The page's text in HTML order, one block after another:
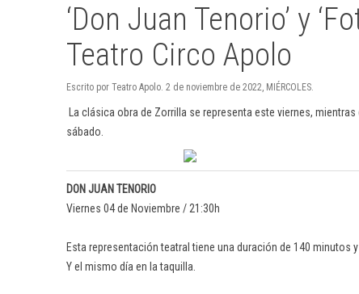
‘Don Juan Tenorio’ y
Teatro Circo Apolo
Escrito por Teatro Apolo. 2 de noviembre de 2022, MIÉRCOLES.
La clásica obra de Zorrilla se representa este viernes,
sábado.
DON JUAN TENORIO
Viernes 04 de Noviembre / 21:30h
Esta representación teatral tiene una duración de 140 minutos
Y el mismo día en la taquilla.